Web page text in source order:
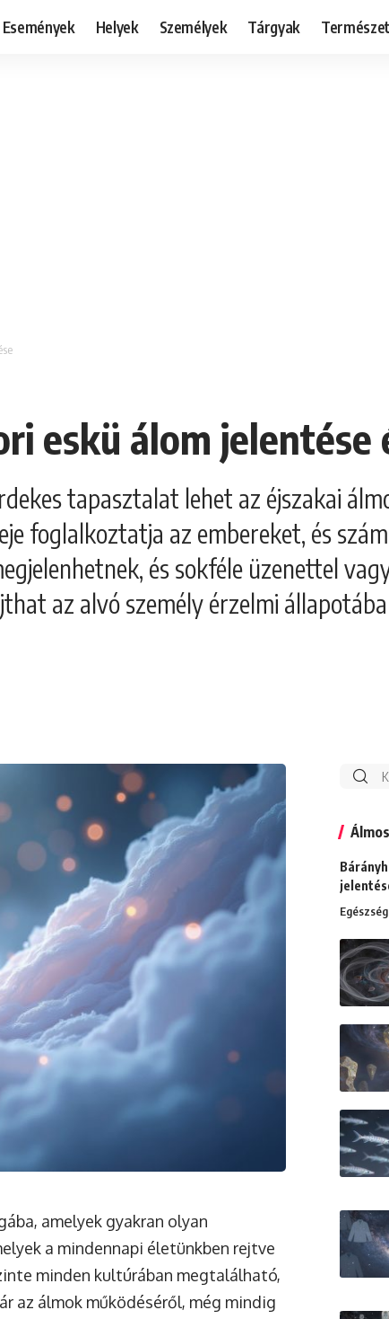
Események Helyek Személyek Tárgyak Természet
eskü álom jelentése
tapasztalat lehet az éjszakai
foglalkoztatja az embereket, és
és sokféle üzenettel
az alvó személy érzelmi
amelyek gyakran olyan
a mindennapi életünkben rejtve
minden kultúrában megtalálható,
az álmok működéséről, még mindig